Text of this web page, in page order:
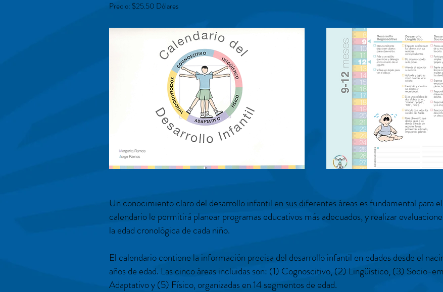
Precio: $25.50 Dólares
Un conocimiento claro del desarrollo infantil en sus diferentes áreas es fundamental para
calendario le permitirá planear programas educativos más adecuados, y realizar
la edad cronológica de cada niño.
El calendario contiene la información precisa del desarrollo infantil en edades desde el
años de edad. Las cinco áreas incluidas son: (1) Cognoscitivo, (2) Lingüístico, (3) Socio-
Adaptativo y (5) Físico, organizadas en 14 segmentos de edad.